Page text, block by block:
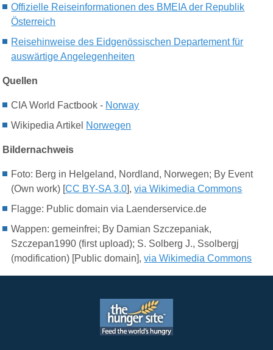
Offizielle Reiseinformationen des BMEIA der Republik
Österreich
Reisehinweise des Eidgenössischen Departement für
auswärtige Angelegenheiten
Quellen
CIA World Factbook - Norway
Wikipedia Artikel Norwegen
Bildernachweis
Foto: Berg in Helgeland, Nordland, Norwegen; By Event
(Own work) [CC BY-SA 3.0],via Wikimedia Commons
Flagge: Public domain via Laenderservice.de
Wappen: gemeinfrei; By Damian Szczepaniak,
Szczepan1990 (first upload); S. Solberg J., Ssolbergj
(modification) [Public domain],via Wikimedia Commons